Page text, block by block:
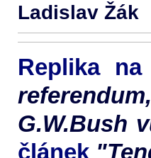
Ladislav Žák
Replika
G.W.Bush
článek